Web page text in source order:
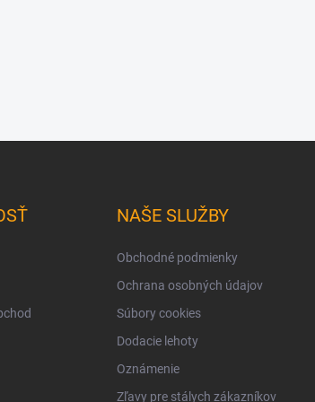
NAŠE SLUŽBY
Obchodné podmienky
Ochrana osobných údajov
Súbory cookies
Dodacie lehoty
Oznámenie
Zľavy pre stálych zákazníkov